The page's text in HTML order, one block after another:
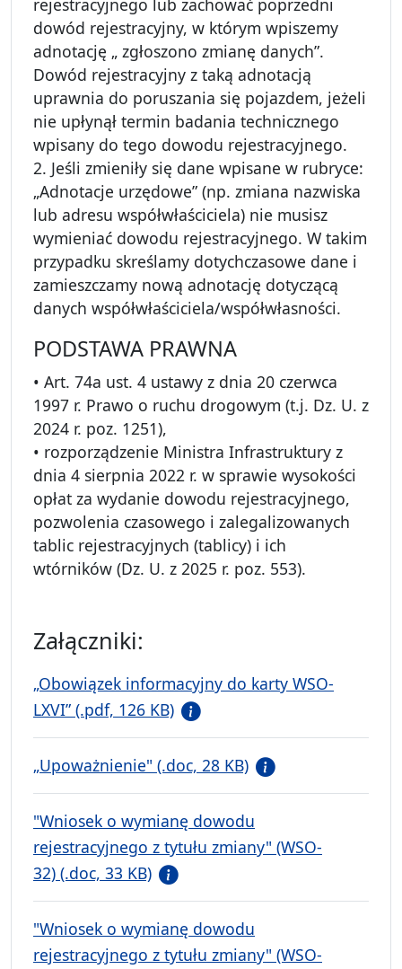
rejestracyjnego lub zachować poprzedni
dowód rejestracyjny, w którym wpiszemy
adnotację „ zgłoszono zmianę danych”.
Dowód rejestracyjny z taką adnotacją
uprawnia do poruszania się pojazdem, jeżeli
nie upłynął termin badania technicznego
wpisany do tego dowodu rejestracyjnego.
2. Jeśli zmieniły się dane wpisane w rubryce:
„Adnotacje urzędowe” (np. zmiana nazwiska
lub adresu współwłaściciela) nie musisz
wymieniać dowodu rejestracyjnego. W takim
przypadku skreślamy dotychczasowe dane i
zamieszczamy nową adnotację dotyczącą
danych współwłaściciela/współwłasności.
PODSTAWA PRAWNA
• Art. 74a ust. 4 ustawy z dnia 20 czerwca
1997 r. Prawo o ruchu drogowym (t.j. Dz. U. z
2024 r. poz. 1251),
• rozporządzenie Ministra Infrastruktury z
dnia 4 sierpnia 2022 r. w sprawie wysokości
opłat za wydanie dowodu rejestracyjnego,
pozwolenia czasowego i zalegalizowanych
tablic rejestracyjnych (tablicy) i ich
wtórników (Dz. U. z 2025 r. poz. 553).
Załączniki:
„Obowiązek informacyjny do karty WSO-
LXVI” (.pdf, 126 KB)
„Upoważnienie" (.doc, 28 KB)
"Wniosek o wymianę dowodu
rejestracyjnego z tytułu zmiany" (WSO-
32) (.doc, 33 KB)
"Wniosek o wymianę dowodu
rejestracyjnego z tytułu zmiany" (WSO-